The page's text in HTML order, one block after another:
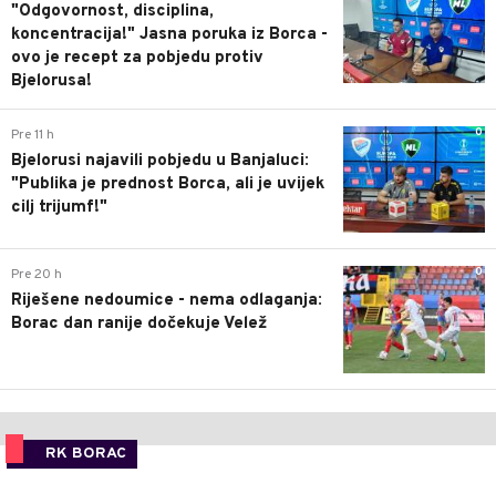
"Odgovornost, disciplina,
koncentracija!" Jasna poruka iz Borca -
ovo je recept za pobjedu protiv
Bjelorusa!
0
Pre 11 h
Bjelorusi najavili pobjedu u Banjaluci:
"Publika je prednost Borca, ali je uvijek
cilj trijumf!"
0
Pre 20 h
Riješene nedoumice - nema odlaganja:
Borac dan ranije dočekuje Velež
RK BORAC